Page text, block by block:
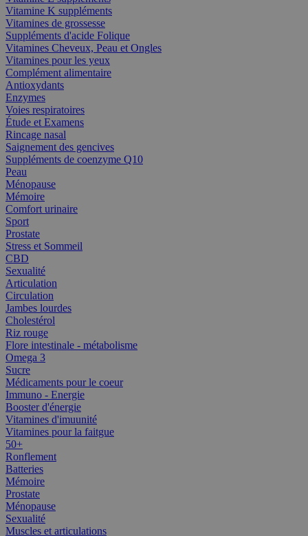
Vitamine K suppléments
Vitamines de grossesse
Suppléments d'acide Folique
Vitamines Cheveux, Peau et Ongles
Vitamines pour les yeux
Complément alimentaire
Antioxydants
Enzymes
Voies respiratoires
Étude et Examens
Rincage nasal
Saignement des gencives
Suppléments de coenzyme Q10
Peau
Ménopause
Mémoire
Comfort urinaire
Sport
Prostate
Stress et Sommeil
CBD
Sexualité
Articulation
Circulation
Jambes lourdes
Cholestérol
Riz rouge
Flore intestinale - métabolisme
Omega 3
Sucre
Médicaments pour le coeur
Immuno - Energie
Booster d'énergie
Vitamines d'imuunité
Vitamines pour la faitgue
50+
Ronflement
Batteries
Mémoire
Prostate
Ménopause
Sexualité
Muscles et articulations